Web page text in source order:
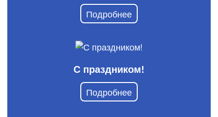
Подробнее
С праздником!
Подробнее